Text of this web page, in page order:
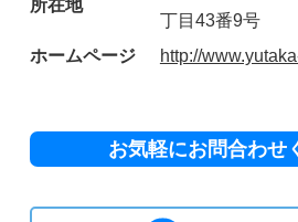
所在地
丁目43番9号
ホームページ
http://
お気軽にお問合わせ